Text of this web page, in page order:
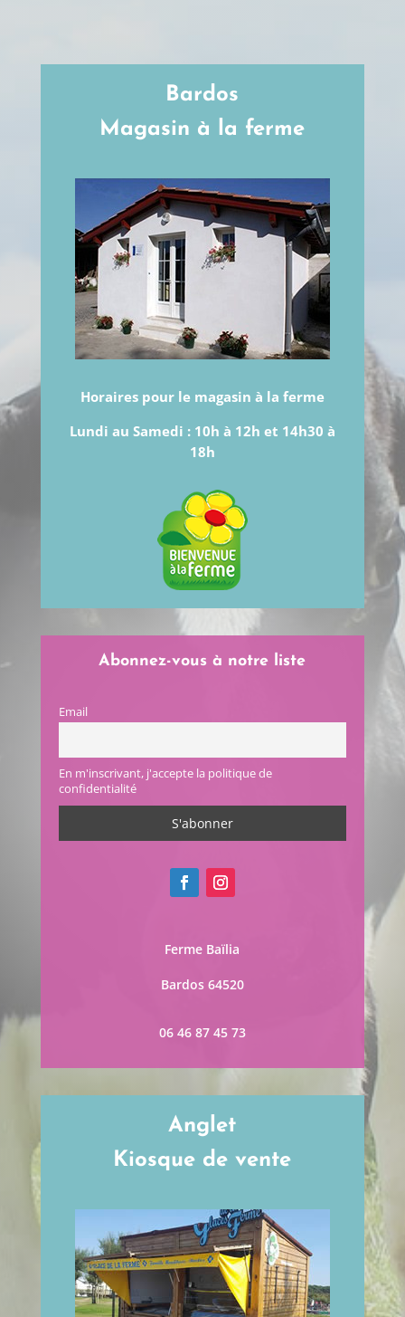
Bardos
Magasin à la ferme
Horaires pour le magasin à la ferme
Lundi au Samedi : 10h à 12h et 14h30 à
18h
Abonnez-vous à notre liste
Email
En m'inscrivant, j'accepte la politique de
confidentialité
Ferme Baïlia
Bardos 64520
06 46 87 45 73
Anglet
Kiosque de vente